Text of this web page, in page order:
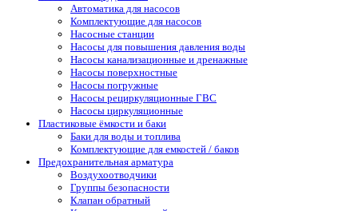
Автоматика для насосов
Комплектующие для насосов
Насосные станции
Насосы для повышения давления воды
Насосы канализационные и дренажные
Насосы поверхностные
Насосы погружные
Насосы рециркуляционные ГВС
Насосы циркуляционные
Пластиковые ёмкости и баки
Баки для воды и топлива
Комплектующие для емкостей / баков
Предохранительная арматура
Воздухоотводчики
Группы безопасности
Клапан обратный